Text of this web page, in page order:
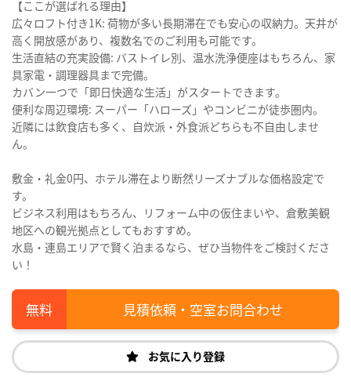
【ここが選ばれる理由】
広々ロフト付き1K: 荷物が多い長期滞在でも安心の収納力。天井が
高く開放感があり、複数名でのご利用も可能です。
生活直結の充実設備: バストイレ別、温水洗浄便座はもちろん、家
具家電・調理器具まで完備。
カバン一つで「即日快適な生活」がスタートできます。
便利な周辺環境: スーパー「ハローズ」やコンビニが徒歩圏内。
近隣には飲食店も多く、自炊派・外食派どちらも不自由しませ
ん。
敷金・礼金0円、ホテル滞在より断然リーズナブルな価格設定で
す。
ビジネス利用はもちろん、リフォーム中の仮住まいや、倉敷美観
地区への観光拠点としてもおすすめ。
水島・連島エリアで賢く泊まるなら、ぜひ当物件をご検討くださ
い！
見積依頼・空室お問合わせ
お気に入り登録